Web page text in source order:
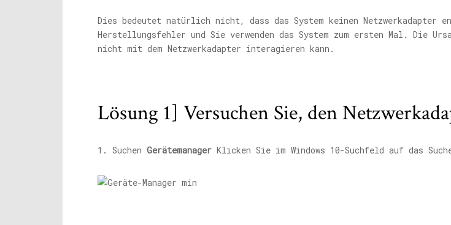
Dies bedeutet natürlich nicht, dass das System keinen
Herstellungsfehler und Sie verwenden das System zum ersten Mal. Die
nicht mit dem Netzwerkadapter interagieren kann.
Lösung 1] Versuchen Sie, den
1. Suchen Gerätemanager Klicken Sie im Windows 10-Suchfeld auf das